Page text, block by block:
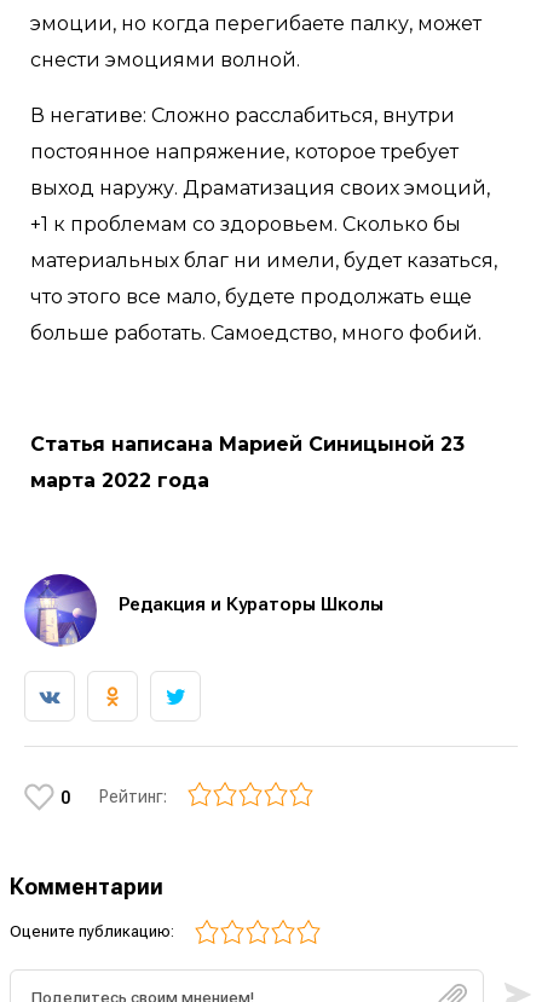
эмоции, но когда перегибаете палку, может
снести эмоциями волной.
В негативе: Сложно расслабиться, внутри
постоянное напряжение, которое требует
выход наружу. Драматизация своих эмоций,
+1 к проблемам со здоровьем. Сколько бы
материальных благ ни имели, будет казаться,
что этого все мало, будете продолжать еще
больше работать. Самоедство, много фобий.
Статья написана Марией Синицыной 23
марта 2022 года
Редакция и Кураторы Школы
0 Рейтинг:
Комментарии
Оцените публикацию: